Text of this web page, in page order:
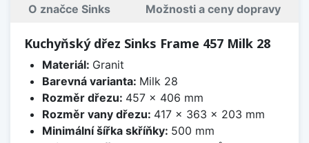
O značce Sinks Možnosti a ceny dopravy
Kuchyňský dřez Sinks Frame 457 Milk 28
Materiál: Granit
Barevná varianta: Milk 28
Rozměr dřezu: 457 x 406 mm
Rozměr vany dřezu: 417 x 363 x 203 mm
Minimální šířka skříňky: 500 mm